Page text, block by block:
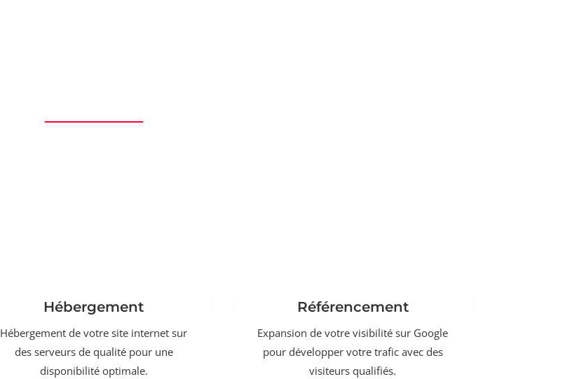
Hébergement
Hébergement de votre site internet sur
des serveurs de qualité pour une
disponibilité optimale.
Référencement
Expansion de votre visibilité sur Google
pour développer votre trafic avec des
visiteurs qualifiés.